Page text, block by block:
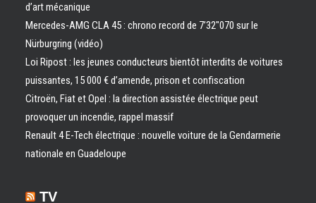
d’art mécanique
Mercedes-AMG CLA 45 : chrono record de 7’32″070 sur le
Nürburgring (vidéo)
Loi Ripost : les jeunes conducteurs bientôt interdits de voitures
puissantes, 15 000 € d’amende, prison et confiscation
Citroën, Fiat et Opel : la direction assistée électrique peut
provoquer un incendie, rappel massif
Renault 4 E-Tech électrique : nouvelle voiture de la Gendarmerie
nationale en Guadeloupe
TV